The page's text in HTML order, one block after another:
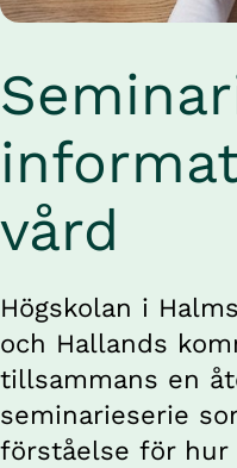
vård
Högskolan i
och Hallands
tillsammans en
seminarieserie
förståelse för hur